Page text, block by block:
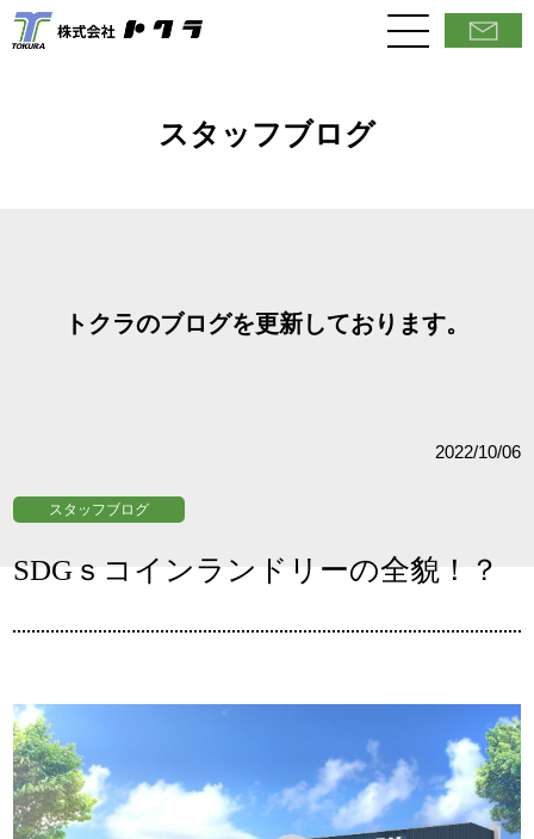
スタッフブログ
トクラのブログを更新しております。
2022/10/06
スタッフブログ
SDGｓコインランドリーの全貌！？